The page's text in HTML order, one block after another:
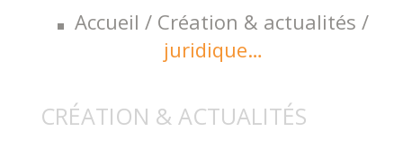
Accueil / Création & actualités /
juridique…
CRÉATION & ACTUALITÉS